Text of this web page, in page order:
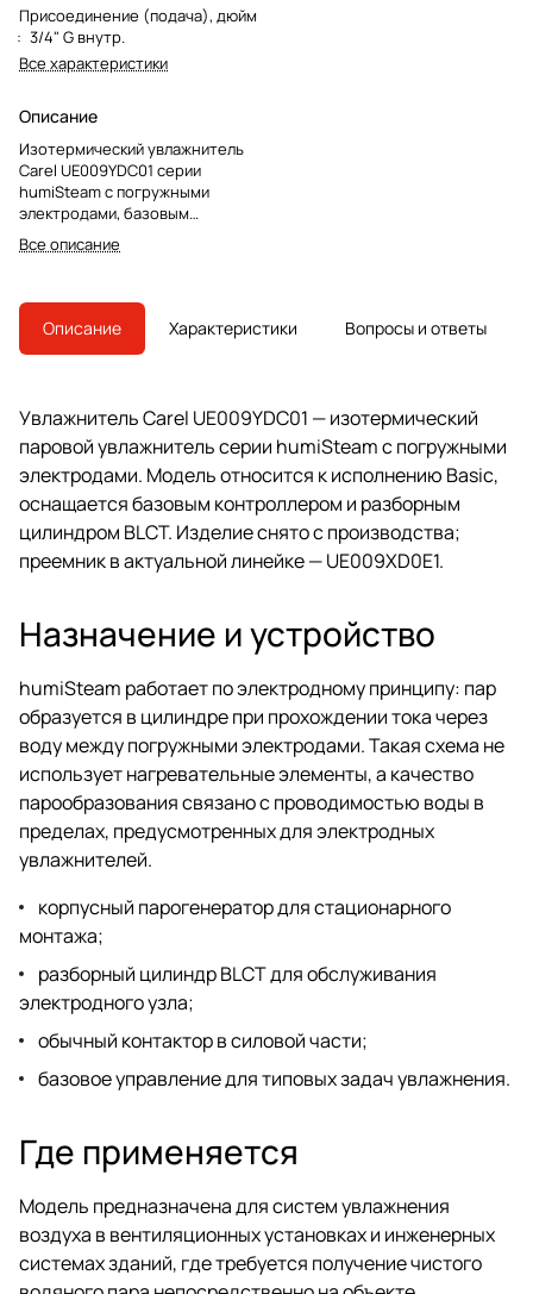
Присоединение (подача), дюйм
: 3/4" G внутр.
Все характеристики
Описание
Изотермический увлажнитель
Carel UE009YDC01 серии
humiSteam с погружными
электродами, базовым
контроллером и разборным
цилиндром BLCT. Модель снята с
UE009XD0E1.
Все описание
Описание Характеристики Вопросы и ответы
Увлажнитель Carel UE009YDC01 — изотермический
паровой увлажнитель серии humiSteam с погружными
электродами. Модель относится к исполнению Basic,
оснащается базовым контроллером и разборным
цилиндром BLCT. Изделие снято с производства;
преемник в актуальной линейке — UE009XD0E1.
Назначение и устройство
humiSteam работает по электродному принципу: пар
образуется в цилиндре при прохождении тока через
воду между погружными электродами. Такая схема не
использует нагревательные элементы, а качество
парообразования связано с проводимостью воды в
пределах, предусмотренных для электродных
увлажнителей.
корпусный парогенератор для стационарного
монтажа;
разборный цилиндр BLCT для обслуживания
электродного узла;
обычный контактор в силовой части;
базовое управление для типовых задач увлажнения.
Где применяется
Модель предназначена для систем увлажнения
воздуха в вентиляционных установках и инженерных
системах зданий, где требуется получение чистого